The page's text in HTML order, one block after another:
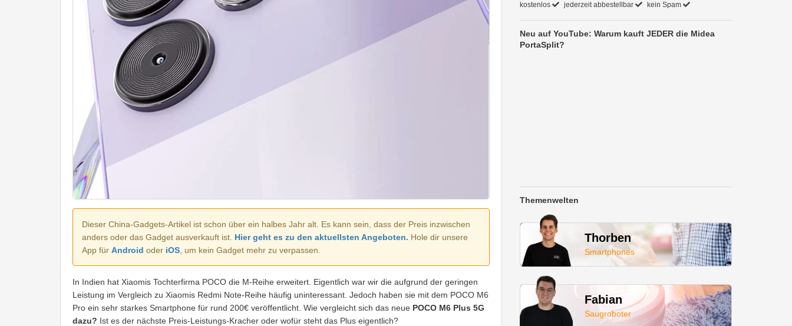
Dieser China-Gadgets-Artikel ist schon über ein halbes Jahr alt. Es kann sein, dass der Preis inzwischen
anders oder das Gadget ausverkauft ist. Hier geht es zu den aktuellsten Angeboten. Hole dir unsere
App für Android oder iOS , um kein Gadget mehr zu verpassen.
In Indien hat Xiaomis Tochterfirma POCO die M-Reihe erweitert. Eigentlich war wir die aufgrund der geringen
Leistung im Vergleich zu Xiaomis Redmi Note-Reihe häufig uninteressant. Jedoch haben sie mit dem POCO M6
Pro ein sehr starkes Smartphone für rund 200€ veröffentlicht. Wie vergleicht sich das neue POCO M6 Plus 5G
dazu? Ist es der nächste Preis-Leistungs-Kracher oder wofür steht das Plus eigentlich?
kostenlos jederzeit abbestellbar kein Spam
Neu auf YouTube: Warum kauft JEDER die Midea
PortaSplit?
Themenwelten
Thorben
Smartphones
Fabian
Saugroboter